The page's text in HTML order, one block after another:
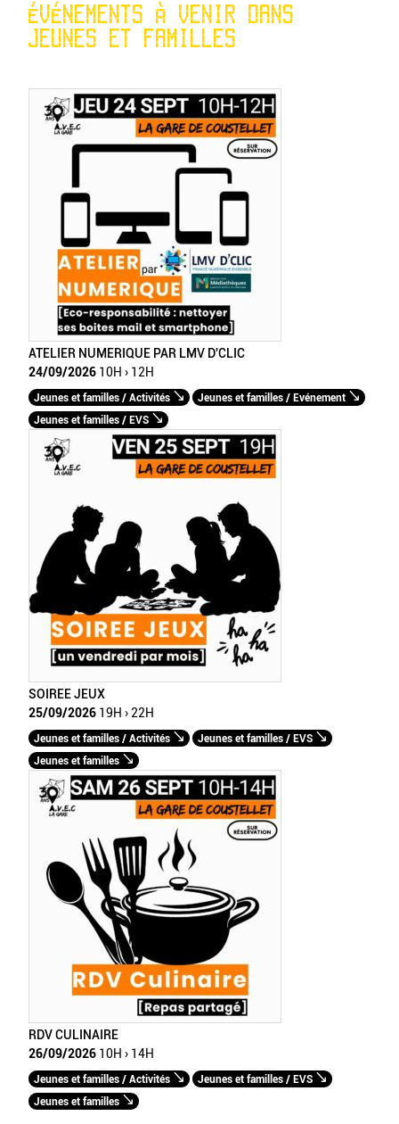
ÉVÉNEMENTS À VENIR DANS
JEUNES ET FAMILLES
ATELIER NUMERIQUE PAR LMV D'CLIC
24/09/2026 10H › 12H
Jeunes et familles / Activités
Jeunes et familles / Evénement
Jeunes et familles / EVS
SOIREE JEUX
25/09/2026 19H › 22H
Jeunes et familles / Activités
Jeunes et familles / EVS
Jeunes et familles
RDV CULINAIRE
26/09/2026 10H › 14H
Jeunes et familles / Activités
Jeunes et familles / EVS
Jeunes et familles